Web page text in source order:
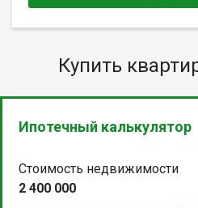
Купить
Ипотечный калькулятор
Стоимость недвижимости
2 400 000